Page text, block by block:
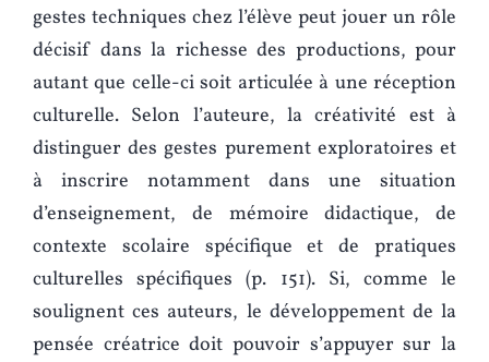
gestes techniques chez l’élève peut jouer un rôle
décisif dans la richesse des productions, pour
autant que celle-ci soit articulée à une réception
culturelle. Selon l’auteure, la créativité est à
distinguer des gestes purement exploratoires et
à inscrire notamment dans une situation
d’enseignement, de mémoire didactique, de
contexte scolaire spécifique et de pratiques
culturelles spécifiques (p. 151). Si, comme le
soulignent ces auteurs, le développement de la
pensée créatrice doit pouvoir s’appuyer sur la